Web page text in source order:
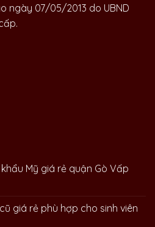
ngày 07/05/2013 do UBND
Mỹ giá rẻ quận Gò Vấp
giá rẻ phù hợp cho sinh viên